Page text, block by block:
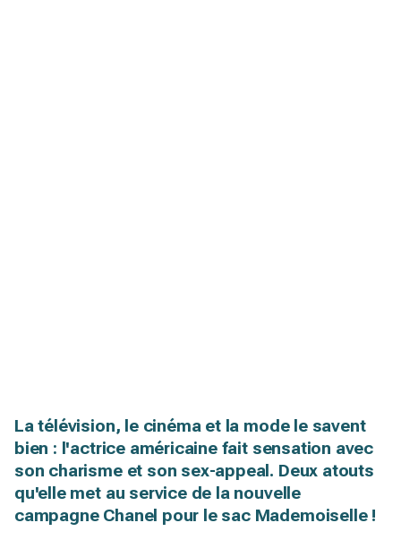
La télévision, le cinéma et la mode le savent
bien : l'actrice américaine fait sensation avec
son charisme et son sex-appeal. Deux atouts
qu'elle met au service de la nouvelle
campagne Chanel pour le sac Mademoiselle !